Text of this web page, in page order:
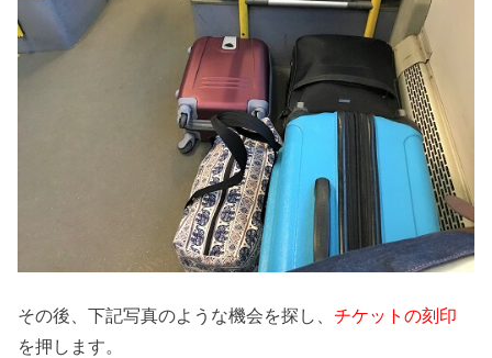
その後、下記写真のような機会を探し、チケットの刻印
を押します。